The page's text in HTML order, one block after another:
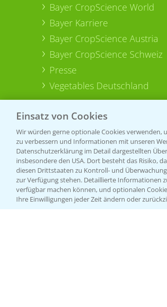
Bayer CropScience World
Bayer Karriere
Bayer CropScience Austria
Bayer CropScience Schweiz
Presse
Vegetables Deutschland
Einsatz von Cookies
Wir würden gerne optionale Cookies verwenden,
zu verbessern und Informationen mit unseren
Datenschutzerklärung im Detail dargestellten
insbesondere den USA. Dort besteht das Risiko,
diesen Drittstaaten zu Kontroll- und
zur Verfügung stehen. Detaillierte Informationen
verfügbar machen können, und optionalen
Ihre Einwilligungen jeder Zeit ändern oder